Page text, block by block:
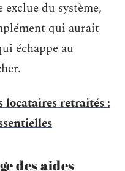
du système,
qui aurait
échappe au
locataires retraités :
des aides